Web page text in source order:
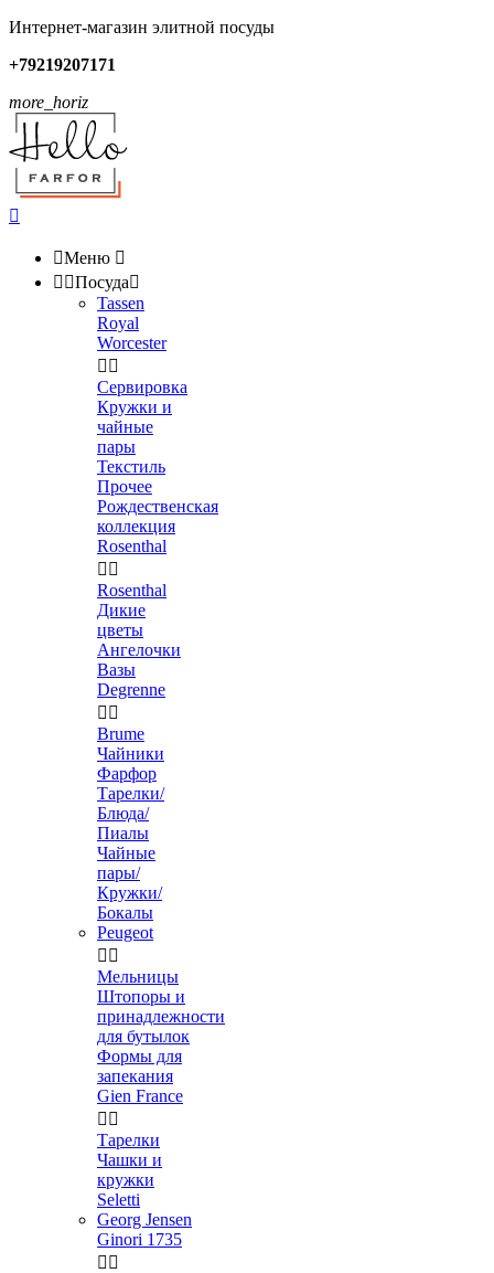
Интернет-магазин элитной посуды
+79219207171
more_horiz

Меню 
 Посуда
Tassen
Royal
Worcester
 
Сервировка
Кружки и
чайные
пары
Текстиль
Прочее
Рождественская
коллекция
Rosenthal
 
Rosenthal
Дикие
цветы
Ангелочки
Вазы
Degrenne
 
Brume
Чайники
Фарфор
Тарелки/
Блюда/
Пиалы
Чайные
пары/
Кружки/
Бокалы
Peugeot
 
Мельницы
Штопоры и
принадлежности
для бутылок
Формы для
запекания
Gien France
 
Тарелки
Чашки и
кружки
Seletti
Georg Jensen
Ginori 1735
 